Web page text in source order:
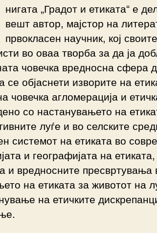
нигата „Градот и етиката“ е
вешт автор, мајстор на
првокласен научник, кој
во оваа творба за да ја
човечка вредносна сфера
се објаснети изворите на
човечка агломерација и
со настанувањето на
луѓе и во селските
системот на етиката во
и географијата на
и вредносните
на етиката за животот на
на етичките